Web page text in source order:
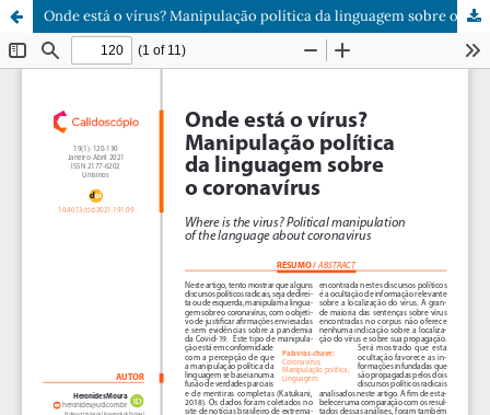
Onde está o vírus? Manipulação política da linguagem sobre o coronavírus